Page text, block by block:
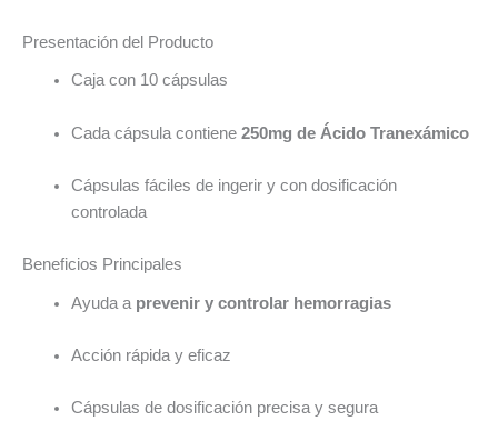
Presentación del Producto
Caja con 10 cápsulas
Cada cápsula contiene 250mg de Ácido Tranexámico
Cápsulas fáciles de ingerir y con dosificación
controlada
Beneficios Principales
Ayuda a prevenir y controlar hemorragias
Acción rápida y eficaz
Cápsulas de dosificación precisa y segura